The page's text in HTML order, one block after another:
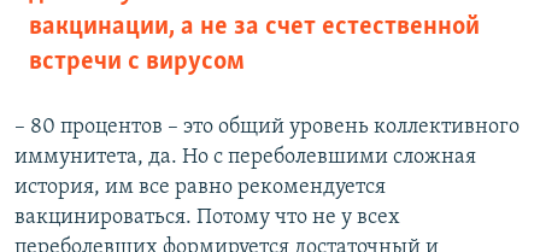
вакцинации, а не за счет естественной
встречи с вирусом
– 80 процентов – это общий уровень коллективного
иммунитета, да. Но с переболевшими сложная
история, им все равно рекомендуется
вакцинироваться. Потому что не у всех